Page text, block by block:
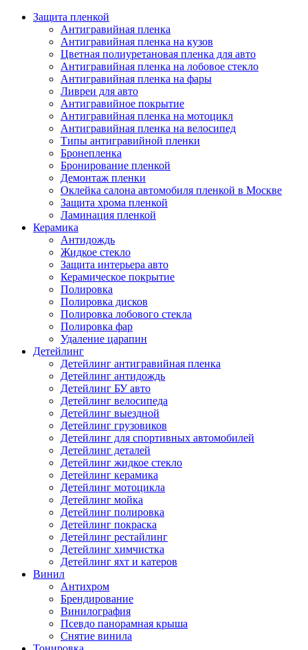
Защита пленкой
Антигравийная пленка
Антигравийная пленка на кузов
Цветная полиуретановая пленка для авто
Антигравийная пленка на лобовое стекло
Антигравийная пленка на фары
Ливреи для авто
Антигравийное покрытие
Антигравийная пленка на мотоцикл
Антигравийная пленка на велосипед
Типы антигравийной пленки
Бронепленка
Бронирование пленкой
Демонтаж пленки
Оклейка салона автомобиля пленкой в Москве
Защита хрома пленкой
Ламинация пленкой
Керамика
Антидождь
Жидкое стекло
Защита интерьера авто
Керамическое покрытие
Полировка
Полировка дисков
Полировка лобового стекла
Полировка фар
Удаление царапин
Детейлинг
Детейлинг антигравийная пленка
Детейлинг антидождь
Детейлинг БУ авто
Детейлинг велосипеда
Детейлинг выездной
Детейлинг грузовиков
Детейлинг для спортивных автомобилей
Детейлинг деталей
Детейлинг жидкое стекло
Детейлинг керамика
Детейлинг мотоцикла
Детейлинг мойка
Детейлинг полировка
Детейлинг покраска
Детейлинг рестайлинг
Детейлинг химчистка
Детейлинг яхт и катеров
Винил
Антихром
Брендирование
Винилография
Псевдо панорамная крыша
Снятие винила